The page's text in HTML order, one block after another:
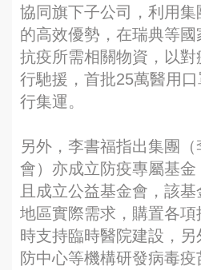
協同旗下子公司，利用
的高效優勢，在瑞典等
抗疫所需相關物資，以
行馳援，首批25萬醫用
行集運。
另外，李書福指出集團
會）亦成立防疫專屬基金
且成立公益基金會，該
地區實際需求，購置各項
時支持臨時醫院建設，
防中心等機構研發病毒